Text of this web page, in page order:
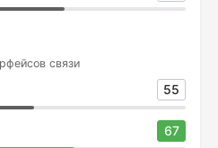
связи
55
67